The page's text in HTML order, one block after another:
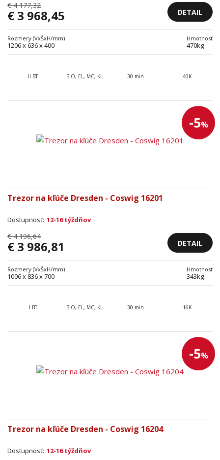
€ 4 177,32
€ 3 968,45 DETAIL
Rozmery (VxŠxH/mm)
1206 x 636 x 400
Hmotnosť
470kg
II BT BIO, EL, MC, KL 30 min 40K
-5%
Trezor na kľúče Dresden - Coswig 16201
Dostupnosť: 12-16 týždňov
€ 4 196,64
€ 3 986,81 DETAIL
Rozmery (VxŠxH/mm)
1006 x 836 x 700
Hmotnosť
343kg
I BT BIO, EL, MC, KL 30 min 16K
-5%
Trezor na kľúče Dresden - Coswig 16204
Dostupnosť: 12-16 týždňov